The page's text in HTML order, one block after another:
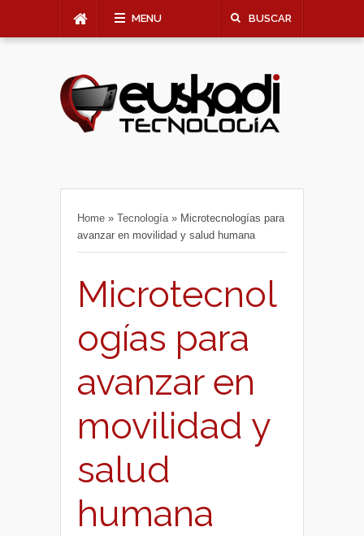
MENU BUSCAR
Home » Tecnología » Microtecnologías para
avanzar en movilidad y salud humana
Microtecnol
ogías para
avanzar en
movilidad y
salud
humana